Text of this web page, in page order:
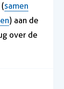
samen
) aan de
over de